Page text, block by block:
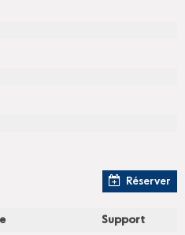
Réserver
Support